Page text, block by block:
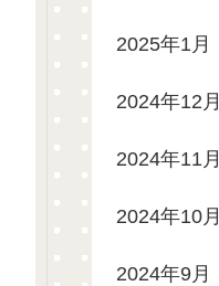
2025年1月
2024年12月
2024年11月
2024年10月
2024年9月